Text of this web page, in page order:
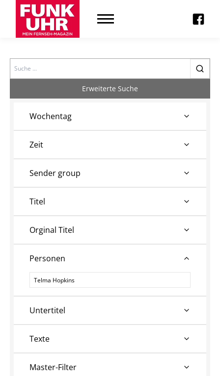
Search
Erweiterte Suche
Wochentag
Zeit
Sender group
Titel
Orginal Titel
Personen
Personen
Untertitel
Texte
Master-Filter